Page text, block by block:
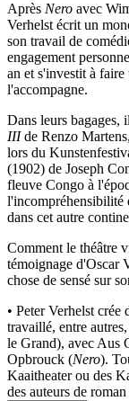
Après Nero avec
Verhelst écrit un
son travail de
engagement
an et s'investit à
l'accompagne.
Dans leurs bagages,
IIIde Renzo
lors du
(1902) de Joseph
fleuve Congo à
l'incompréhensibilité
dans cet autre
Comment le théâtre
témoignage d'Oscar
chose de sensé sur
• Peter Verhelst
travaillé, entre
le Grand), avec Aus
Opbrouck (Nero).
Kaaitheater ou des
des auteurs de